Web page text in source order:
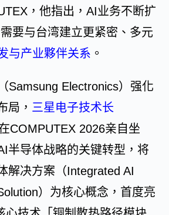
，他指出，AI业务不断扩
要与台湾建立更紧密、多元
与产业夥伴关系 。
Samsung Electronics）强化
局， 三星电子技术长
COMPUTEX 2026亲自坐
半导体战略的关键转型，将
解决方案（Integrated AI
）为核心概念，首度亮